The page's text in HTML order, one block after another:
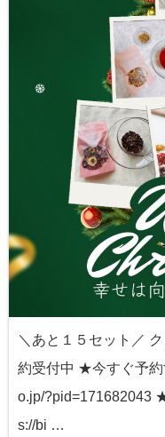
＼あと１５セット／
約受付中 ★今すぐ予約
o.jp/?pid=171682043
s://bi …